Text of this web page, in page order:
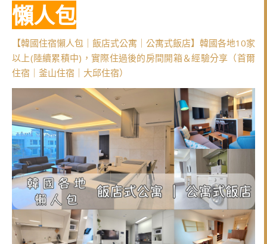
懶人包
【韓國住宿懶人包｜飯店式公寓｜公寓式飯店】韓國各地10家
以上(陸續累積中)，實際住過後的房間開箱＆經驗分享（首爾
住宿｜釜山住宿｜大邱住宿）